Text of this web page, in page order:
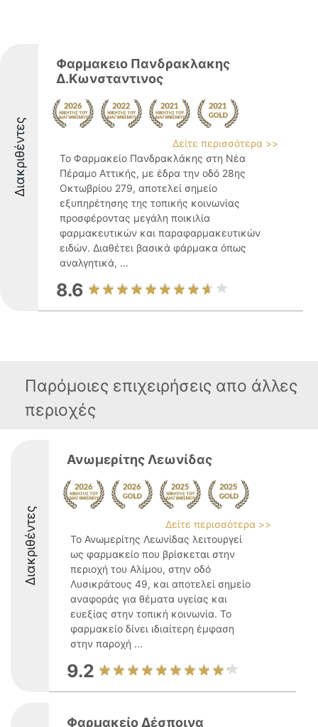
Διακριθέντες
Φαρμακειο Πανδρακλακης
Δ.Κωνσταντινος
Δείτε περισσότερα >>
Το Φαρμακείο Πανδρακλάκης στη Νέα
Πέραμο Αττικής, με έδρα την οδό 28ης
Οκτωβρίου 279, αποτελεί σημείο
εξυπηρέτησης της τοπικής κοινωνίας
προσφέροντας μεγάλη ποικιλία
φαρμακευτικών και παραφαρμακευτικών
ειδών. Διαθέτει βασικά φάρμακα όπως
αναλγητικά, ...
8.6
Παρόμοιες επιχειρήσεις απο άλλες
περιοχές
Διακριθέντες
Ανωμερίτης Λεωνίδας
Δείτε περισσότερα >>
Το Ανωμερίτης Λεωνίδας λειτουργεί
ως φαρμακείο που βρίσκεται στην
περιοχή του Αλίμου, στην οδό
Λυσικράτους 49, και αποτελεί σημείο
αναφοράς για θέματα υγείας και
ευεξίας στην τοπική κοινωνία. Το
φαρμακείο δίνει ιδιαίτερη έμφαση
στην παροχή ...
9.2
Φαρμακείο Δέσποινα